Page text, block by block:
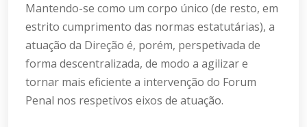
Mantendo-se como um corpo único (de resto, em
estrito cumprimento das normas estatutárias), a
atuação da Direção é, porém, perspetivada de
forma descentralizada, de modo a agilizar e
tornar mais eficiente a intervenção do Forum
Penal nos respetivos eixos de atuação.